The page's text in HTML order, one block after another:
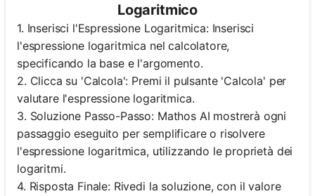
Logaritmico
1. Inserisci l'Espressione Logaritmica: Inserisci
l'espressione logaritmica nel calcolatore,
specificando la base e l'argomento.
2. Clicca su 'Calcola': Premi il pulsante 'Calcola' per
valutare l'espressione logaritmica.
3. Soluzione Passo-Passo: Mathos AI mostrerà ogni
passaggio eseguito per semplificare o risolvere
l'espressione logaritmica, utilizzando le proprietà dei
logaritmi.
4. Risposta Finale: Rivedi la soluzione, con il valore